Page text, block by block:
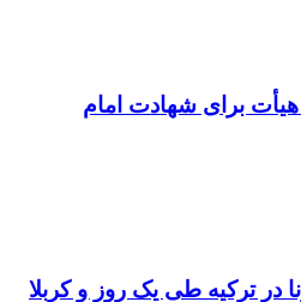
برنامه 3 روز عزاداری 55 هیأت برای شهادت امام
کرونا در ترکیه طی یک روز و کربلا